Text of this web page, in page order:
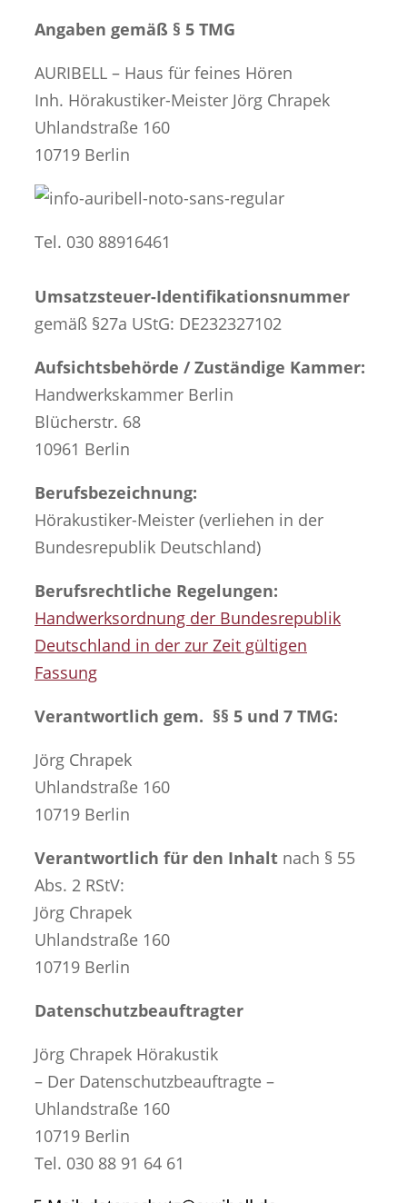
Angaben gemäß § 5 TMG
AURIBELL – Haus für feines Hören
Inh. Hörakustiker-Meister Jörg Chrapek
Uhlandstraße 160
10719 Berlin
Tel. 030 88916461
Umsatzsteuer-Identifikationsnummer
gemäß §27a UStG: DE232327102
Aufsichtsbehörde / Zuständige Kammer:
Handwerkskammer Berlin
Blücherstr. 68
10961 Berlin
Berufsbezeichnung:
Hörakustiker-Meister (verliehen in der
Bundesrepublik Deutschland)
Berufsrechtliche Regelungen:
Handwerksordnung der Bundesrepublik
Deutschland in der zur Zeit gültigen
Fassung
Verantwortlich gem. §§ 5 und 7 TMG:
Jörg Chrapek
Uhlandstraße 160
10719 Berlin
Verantwortlich für den Inhalt nach § 55
Abs. 2 RStV:
Jörg Chrapek
Uhlandstraße 160
10719 Berlin
Datenschutzbeauftragter
Jörg Chrapek Hörakustik
– Der Datenschutzbeauftragte –
Uhlandstraße 160
10719 Berlin
Tel. 030 88 91 64 61